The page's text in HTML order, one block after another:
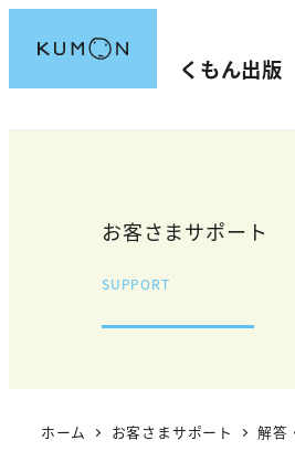
ン
くもん出版
お客さまサポート
SUPPORT
ホーム お客さまサポート 解答